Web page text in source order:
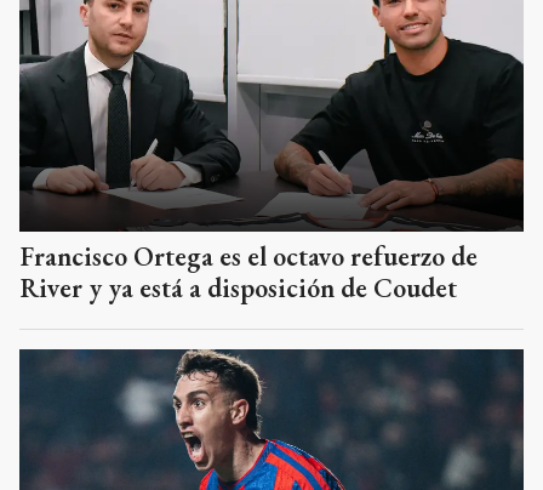
Francisco Ortega es el octavo refuerzo de
River y ya está a disposición de Coudet